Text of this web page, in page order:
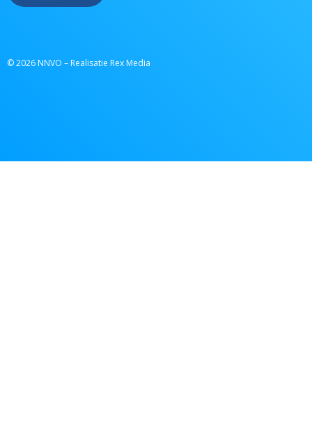
© 2026 NNVO – Realisatie Rex Media